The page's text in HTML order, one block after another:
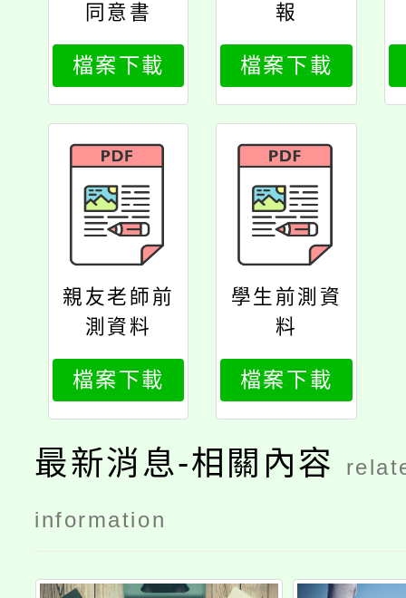
同意書
檔案下載
報
檔案下載
親友老師前
測資料
檔案下載
學生前測資
料
檔案下載
最新消息-相關內容
information